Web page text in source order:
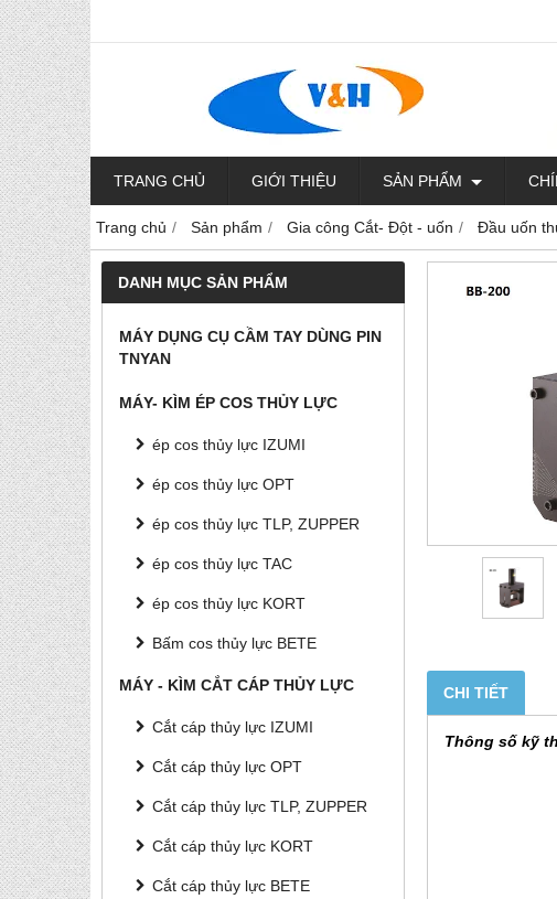
TRANG CHỦ GIỚI THIỆU SẢN PHẨM
Trang chủ Sản phẩm Gia công Cắt- Đột - uốn Đầu uốn
DANH MỤC SẢN PHẨM
MÁY DỤNG CỤ CẦM TAY DÙNG PIN
TNYAN
MÁY- KÌM ÉP COS THỦY LỰC
ép cos thủy lực IZUMI
ép cos thủy lực OPT
ép cos thủy lực TLP, ZUPPER
ép cos thủy lực TAC
ép cos thủy lực KORT
Bấm cos thủy lực BETE
MÁY - KÌM CẮT CÁP THỦY LỰC
Cắt cáp thủy lực IZUMI
Cắt cáp thủy lực OPT
Cắt cáp thủy lực TLP, ZUPPER
Cắt cáp thủy lực KORT
Cắt cáp thủy lực BETE
CHI TIẾT
Thông số kỹ